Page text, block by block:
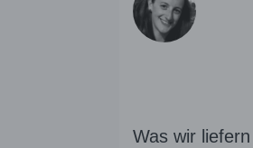
Was wir liefern